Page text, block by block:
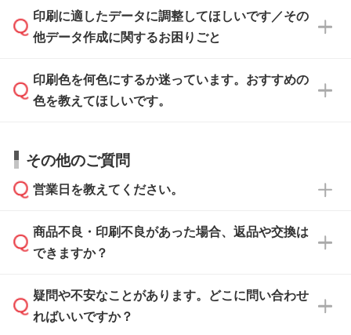
ご入稿後は経験豊富なスタッフがデータに不備
がないかチェックし、お客様と確認してから印
刷に進みますので、ご安心ください。
入稿用のテンプレートはPDF形式ですが、
IllustratorやPhotoshopで開いてご利用いただけ
方」をご確認ください。
印刷に適したデータ・解像度かどうか、担当ス
タッフが事前に確認いたします。
ムへ添付いただくか、担当スタッフ宛にメール
でお送りください。
い合わせください。
なお、印刷用データの作り方に関する詳細は、
印刷に適したデータに調整してほしいです／その
他データ作成に関するお困りごと
データ作成でお困りの際には、担当スタッフが
サポートいたしますのでお気軽にご相談くださ
から添付してお送りください。
しい
解像度の低い画像や、手書きのイラスト、写真
などを、印刷に適したベクターデータに変換し
・フルカラーデータを1色に変換してほしい
印刷色を何色にするか迷っています。おすすめの
色を教えてほしいです。
お見積・ご注文・
相談いただきますと、担当スタッフがお客様の
ご希望や商品の本体色を確認し、印刷色をご提
本体色がブラック、ネイビーなど濃色の場合は
白色か淡い色の印刷色をおすすめしておりま
本体色がナチュラルなど淡色の場合、印刷をく
っきりと目立たせたいときは濃い印刷色が、柔
らかい雰囲気にしたいときは淡い印刷色が映え
その他のご質問
営業日を教えてください。
営業日は平日の10:00～18:00で、土日祝日はお
休みとなります。注文・見積・お問い合わせ
速やかに対応いたします。
商品不良・印刷不良があった場合、返品や交換は
できますか？
お手数をお掛けいたしますが、至急担当スタッ
フまでご連絡ください。商品の状況を確認し、
疑問や不安なことがあります。どこに問い合わせ
ればいいですか？